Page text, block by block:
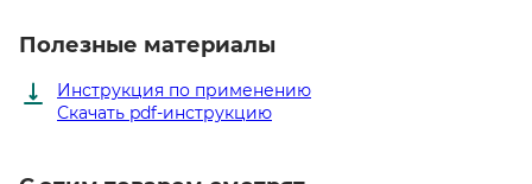
Полезные материалы
Инструкция по применению
Скачать pdf-инструкцию